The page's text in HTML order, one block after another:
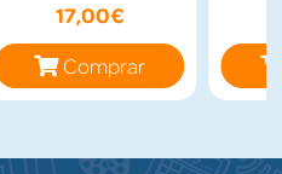
17,00€
Comprar